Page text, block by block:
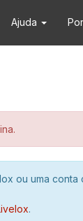
Ajuda
ou uma conta
.